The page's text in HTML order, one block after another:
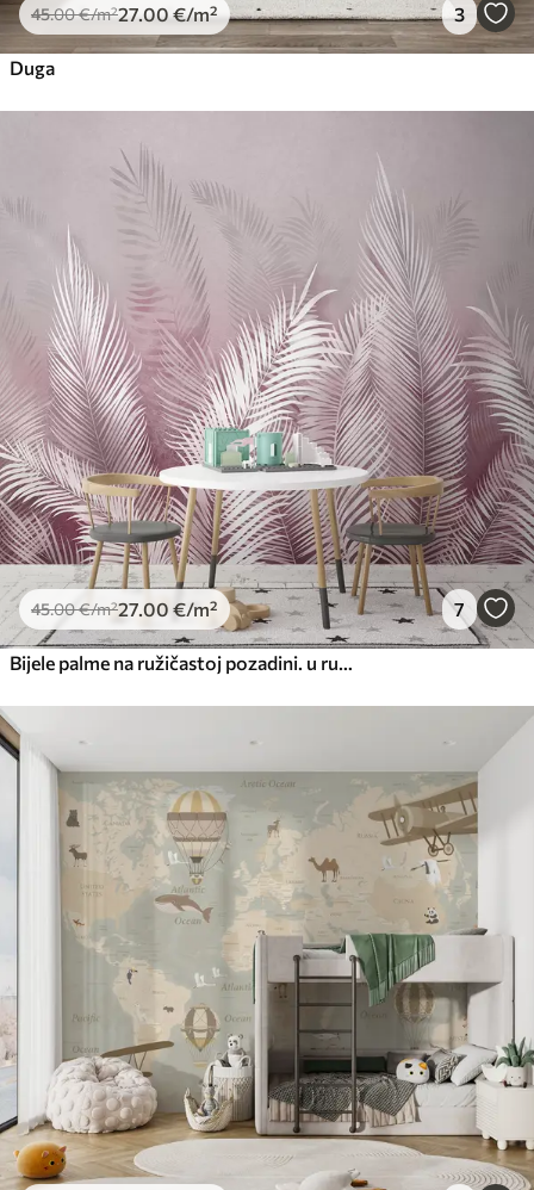
45.00€/m²27.00 €/m² 3
Duga
45.00€/m²27 .00 €/m² 7